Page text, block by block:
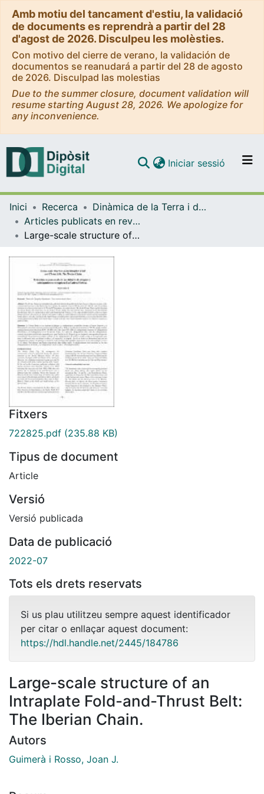
Amb motiu del tancament d'estiu, la validació
de documents es reprendrà a partir del 28
d'agost de 2026. Disculpeu les molèsties.
Con motivo del cierre de verano, la validación de
documentos se reanudará a partir del 28 de agosto
de 2026. Disculpad las molestias
Due to the summer closure, document validation will
resume starting August 28, 2026. We apologize for
any inconvenience.
Navega per tot el DD
Com publicar
Iniciar sessió (current)
Inici Recerca
Dinàmica de la Terra i de l'Oceà
Articles publicats en revistes (Dinàmica de la Terra i l'Oceà)
Large-scale structure of an Intraplate Fold-and-Thrust Belt: The Iberian Chain.
Fitxers
722825.pdf (235.88 KB)
Tipus de document
Article
Versió
Versió publicada
Data de publicació
2022-07
Tots els drets reservats
Si us plau utilitzeu sempre aquest identificador
per citar o enllaçar aquest document:
https://hdl.handle.net/2445/184786
Large-scale structure of an
Intraplate Fold-and-Thrust Belt:
The Iberian Chain.
Autors
Guimerà i Rosso, Joan J.